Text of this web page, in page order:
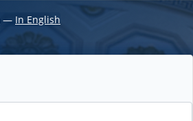
― In English